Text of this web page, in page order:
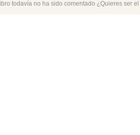
todavía no ha sido comentado ¿Quieres ser el